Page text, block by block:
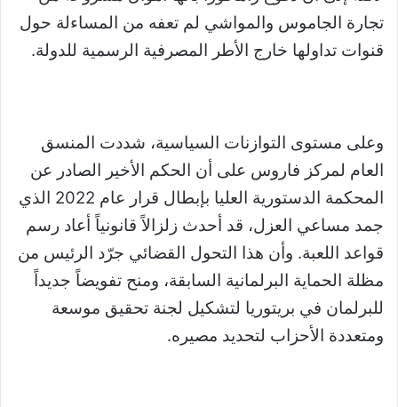
تجارة الجاموس والمواشي لم تعفه من المساءلة حول
قنوات تداولها خارج الأطر المصرفية الرسمية للدولة.
وعلى مستوى التوازنات السياسية، شددت المنسق
العام لمركز فاروس على أن الحكم الأخير الصادر عن
المحكمة الدستورية العليا بإبطال قرار عام 2022 الذي
جمد مساعي العزل، قد أحدث زلزالاً قانونياً أعاد رسم
قواعد اللعبة. وأن هذا التحول القضائي جرّد الرئيس من
مظلة الحماية البرلمانية السابقة، ومنح تفويضاً جديداً
للبرلمان في بريتوريا لتشكيل لجنة تحقيق موسعة
ومتعددة الأحزاب لتحديد مصيره.